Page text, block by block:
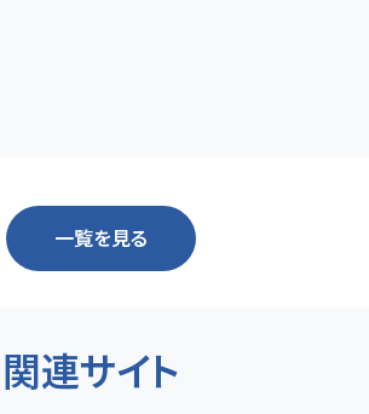
一覧を見る
関連サイト